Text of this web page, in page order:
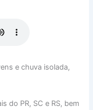
e chuva isolada,
do PR, SC e RS, bem